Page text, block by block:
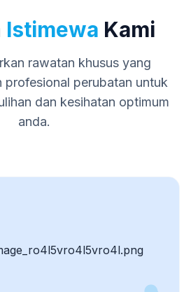
Istimewa Kami
rawatan khusus yang
profesional perubatan untuk
dan kesihatan optimum
anda.